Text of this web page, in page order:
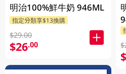
明治100%鮮牛奶 946ML
指定分類享$13換購
$29.00
$26.00